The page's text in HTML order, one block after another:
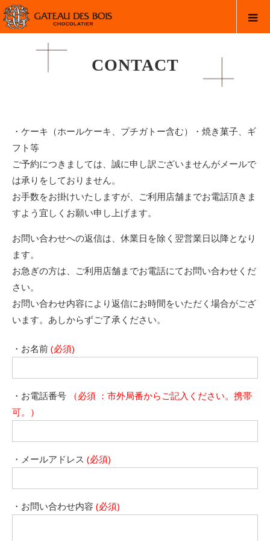
CONTACT
・ケーキ（ホールケーキ、プチガトー含む）・焼き菓子、ギ
フト等
ご予約につきましては、誠に申し訳ございませんがメールで
は承りをしておりません。
お手数をお掛けいたしますが、ご利用店舗までお電話頂きま
すよう宜しくお願い申し上げます。
お問い合わせへの返信は、休業日を除く翌営業日以降となり
ます。
お急ぎの方は、ご利用店舗までお電話にてお問い合わせくだ
さい。
お問い合わせ内容により返信にお時間をいただく場合がござ
います。あしからずご了承ください。
・お名前 (必須)
・お電話番号
（必須 ：市外局番からご記入ください。携帯
可。）
・メールアドレス (必須)
・お問い合わせ内容 (必須)